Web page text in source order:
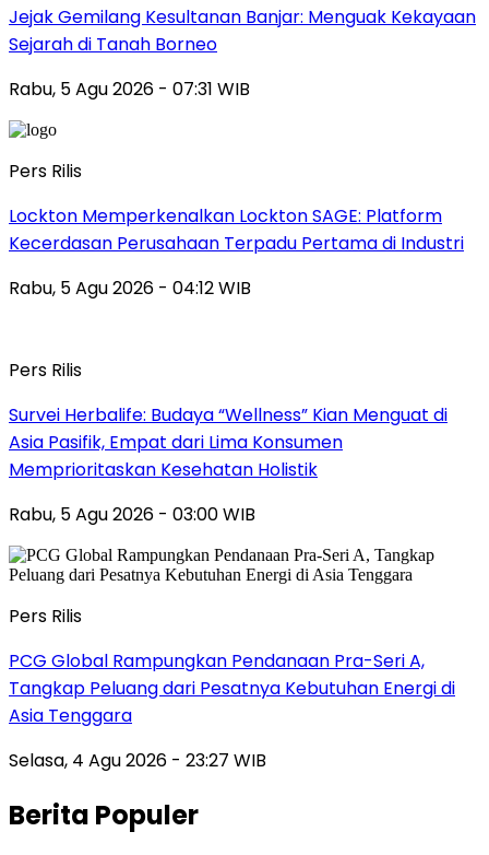
Jejak Gemilang Kesultanan Banjar: Menguak Kekayaan
Sejarah di Tanah Borneo
Rabu, 5 Agu 2026 - 07:31 WIB
Pers Rilis
Lockton Memperkenalkan Lockton SAGE: Platform
Kecerdasan Perusahaan Terpadu Pertama di Industri
Rabu, 5 Agu 2026 - 04:12 WIB
Pers Rilis
Survei Herbalife: Budaya “Wellness” Kian Menguat di
Asia Pasifik, Empat dari Lima Konsumen
Memprioritaskan Kesehatan Holistik
Rabu, 5 Agu 2026 - 03:00 WIB
Pers Rilis
PCG Global Rampungkan Pendanaan Pra-Seri A,
Tangkap Peluang dari Pesatnya Kebutuhan Energi di
Asia Tenggara
Selasa, 4 Agu 2026 - 23:27 WIB
Berita Populer